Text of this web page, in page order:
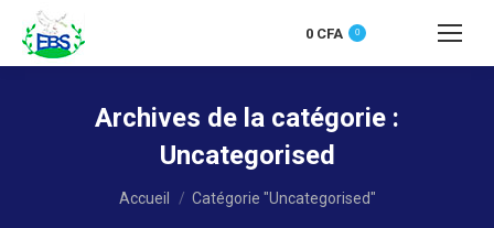
0 CFA 0
Recherche
:
Archives de la catégorie :
Uncategorised
Vous êtes ici :
Accueil Catégorie "Uncategorised"